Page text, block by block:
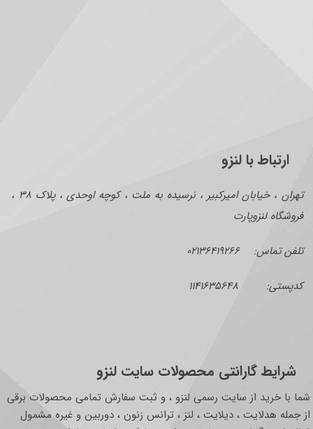
ارتباط با لنزو
تهران ، خیابان امیرکبیر ، نرسیده به ملت ، کوچه اوحدی ، پلاک ۳۸ ،
فروشگاه لنزوپارت
تلفن تماس: ۰۲۱۳۶۴۱۹۲۶۶
کدپستی: ۱۱۴۱۶۳۵۶۴۸
شرایط گارانتی محصولات سایت لنزو
شما با خرید از سایت رسمی لنزو ، و ثبت سفارش تمامی محصولات برقی
از جمله هدلایت ، دیلایت ، لنز ، ترانس زنون ، دوربین و غیره مشمول